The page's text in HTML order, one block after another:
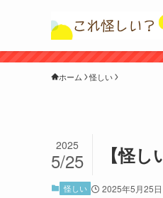
ホーム 怪しい
【怪
2025
5/25
怪しい 2025年5月25日